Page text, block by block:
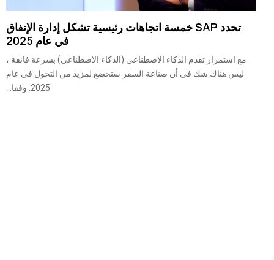
تحدد SAP خمسة اتجاهات رئيسية تشكل إدارة الإنفاق
في عام 2025
مع استمرار تقدم الذكاء الاصطناعي (الذكاء الاصطناعي) بسرعة فائقة ،
ليس هناك شك في أن صناعة السفر ستخضع لمزيد من التحول في عام
2025. وفقا...